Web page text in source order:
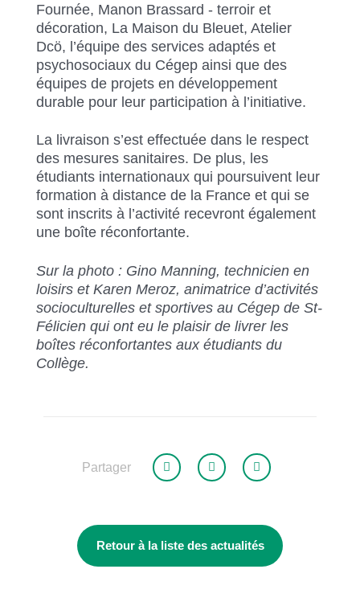
Fournée, Manon Brassard - terroir et
décoration, La Maison du Bleuet, Atelier
Dcö, l’équipe des services adaptés et
psychosociaux du Cégep ainsi que des
équipes de projets en développement
durable pour leur participation à l’initiative.
La livraison s’est effectuée dans le respect
des mesures sanitaires. De plus, les
étudiants internationaux qui poursuivent leur
formation à distance de la France et qui se
sont inscrits à l’activité recevront également
une boîte réconfortante.
Sur la photo : Gino Manning, technicien en
loisirs et Karen Meroz, animatrice d’activités
socioculturelles et sportives au Cégep de St-
Félicien qui ont eu le plaisir de livrer les
boîtes réconfortantes aux étudiants du
Collège.
Partager
Retour à la liste des actualités